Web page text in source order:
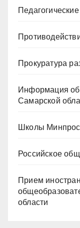
Прокуратура
Информация об
Самарской
Школы
Российское
Прием
области